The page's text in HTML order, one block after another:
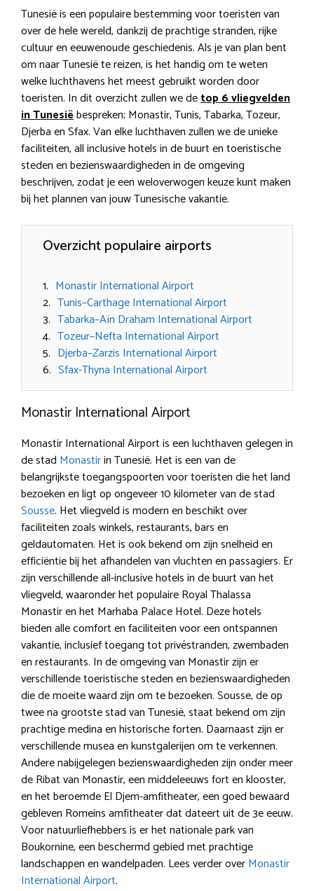
Tunesië is een populaire bestemming voor toeristen van
over de hele wereld, dankzij de prachtige stranden, rijke
cultuur en eeuwenoude geschiedenis. Als je van plan bent
om naar Tunesië te reizen, is het handig om te weten
welke luchthavens het meest gebruikt worden door
toeristen. In dit overzicht zullen we detop 6 vliegvelden
in Tunesiëbespreken; Monastir, Tunis, Tabarka, Tozeur,
Djerba en Sfax. Van elke luchthaven zullen we de unieke
faciliteiten, all inclusive hotels in de buurt en toeristische
steden en bezienswaardigheden in de omgeving
beschrijven, zodat je een weloverwogen keuze kunt maken
bij het plannen van jouw Tunesische vakantie.
Overzicht populaire airports
Monastir International Airport
Tunis–Carthage International Airport
Tabarka–Aïn Draham International Airport
Tozeur–Nefta International Airport
Djerba–Zarzis International Airport
Sfax-Thyna International Airport
Monastir International Airport
Monastir International Airport is een luchthaven gelegen in
de stad Monastirin Tunesië. Het is een van de
belangrijkste toegangspoorten voor toeristen die het land
bezoeken en ligt op ongeveer 10 kilometer van de stad
Sousse. Het vliegveld is modern en beschikt over
faciliteiten zoals winkels, restaurants, bars en
geldautomaten. Het is ook bekend om zijn snelheid en
efficiëntie bij het afhandelen van vluchten en passagiers. Er
zijn verschillende all-inclusive hotels in de buurt van het
vliegveld, waaronder het populaire Royal Thalassa
Monastir en het Marhaba Palace Hotel. Deze hotels
bieden alle comfort en faciliteiten voor een ontspannen
vakantie, inclusief toegang tot privéstranden, zwembaden
en restaurants. In de omgeving van Monastir zijn er
verschillende toeristische steden en bezienswaardigheden
die de moeite waard zijn om te bezoeken. Sousse, de op
twee na grootste stad van Tunesië, staat bekend om zijn
prachtige medina en historische forten. Daarnaast zijn er
verschillende musea en kunstgalerijen om te verkennen.
Andere nabijgelegen bezienswaardigheden zijn onder meer
de Ribat van Monastir, een middeleeuws fort en klooster,
en het beroemde El Djem-amfitheater, een goed bewaard
gebleven Romeins amfitheater dat dateert uit de 3e eeuw.
Voor natuurliefhebbers is er het nationale park van
Boukornine, een beschermd gebied met prachtige
landschappen en wandelpaden. Lees verder overMonastir
International Airport.